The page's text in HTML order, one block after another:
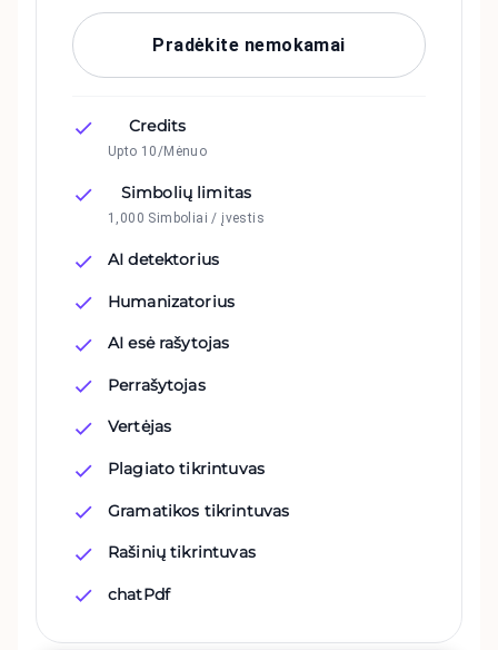
Pradėkite nemokamai
Credits
Upto 10/Mėnuo
Simbolių limitas
1,000 Simboliai / įvestis
AI detektorius
Humanizatorius
AI esė rašytojas
Perrašytojas
Vertėjas
Plagiato tikrintuvas
Gramatikos tikrintuvas
Rašinių tikrintuvas
chatPdf